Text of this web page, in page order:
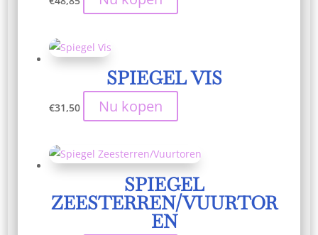
SPIEGEL VIS
€31,50 Nu kopen
SPIEGEL
ZEESTERREN/VUURTOR
EN